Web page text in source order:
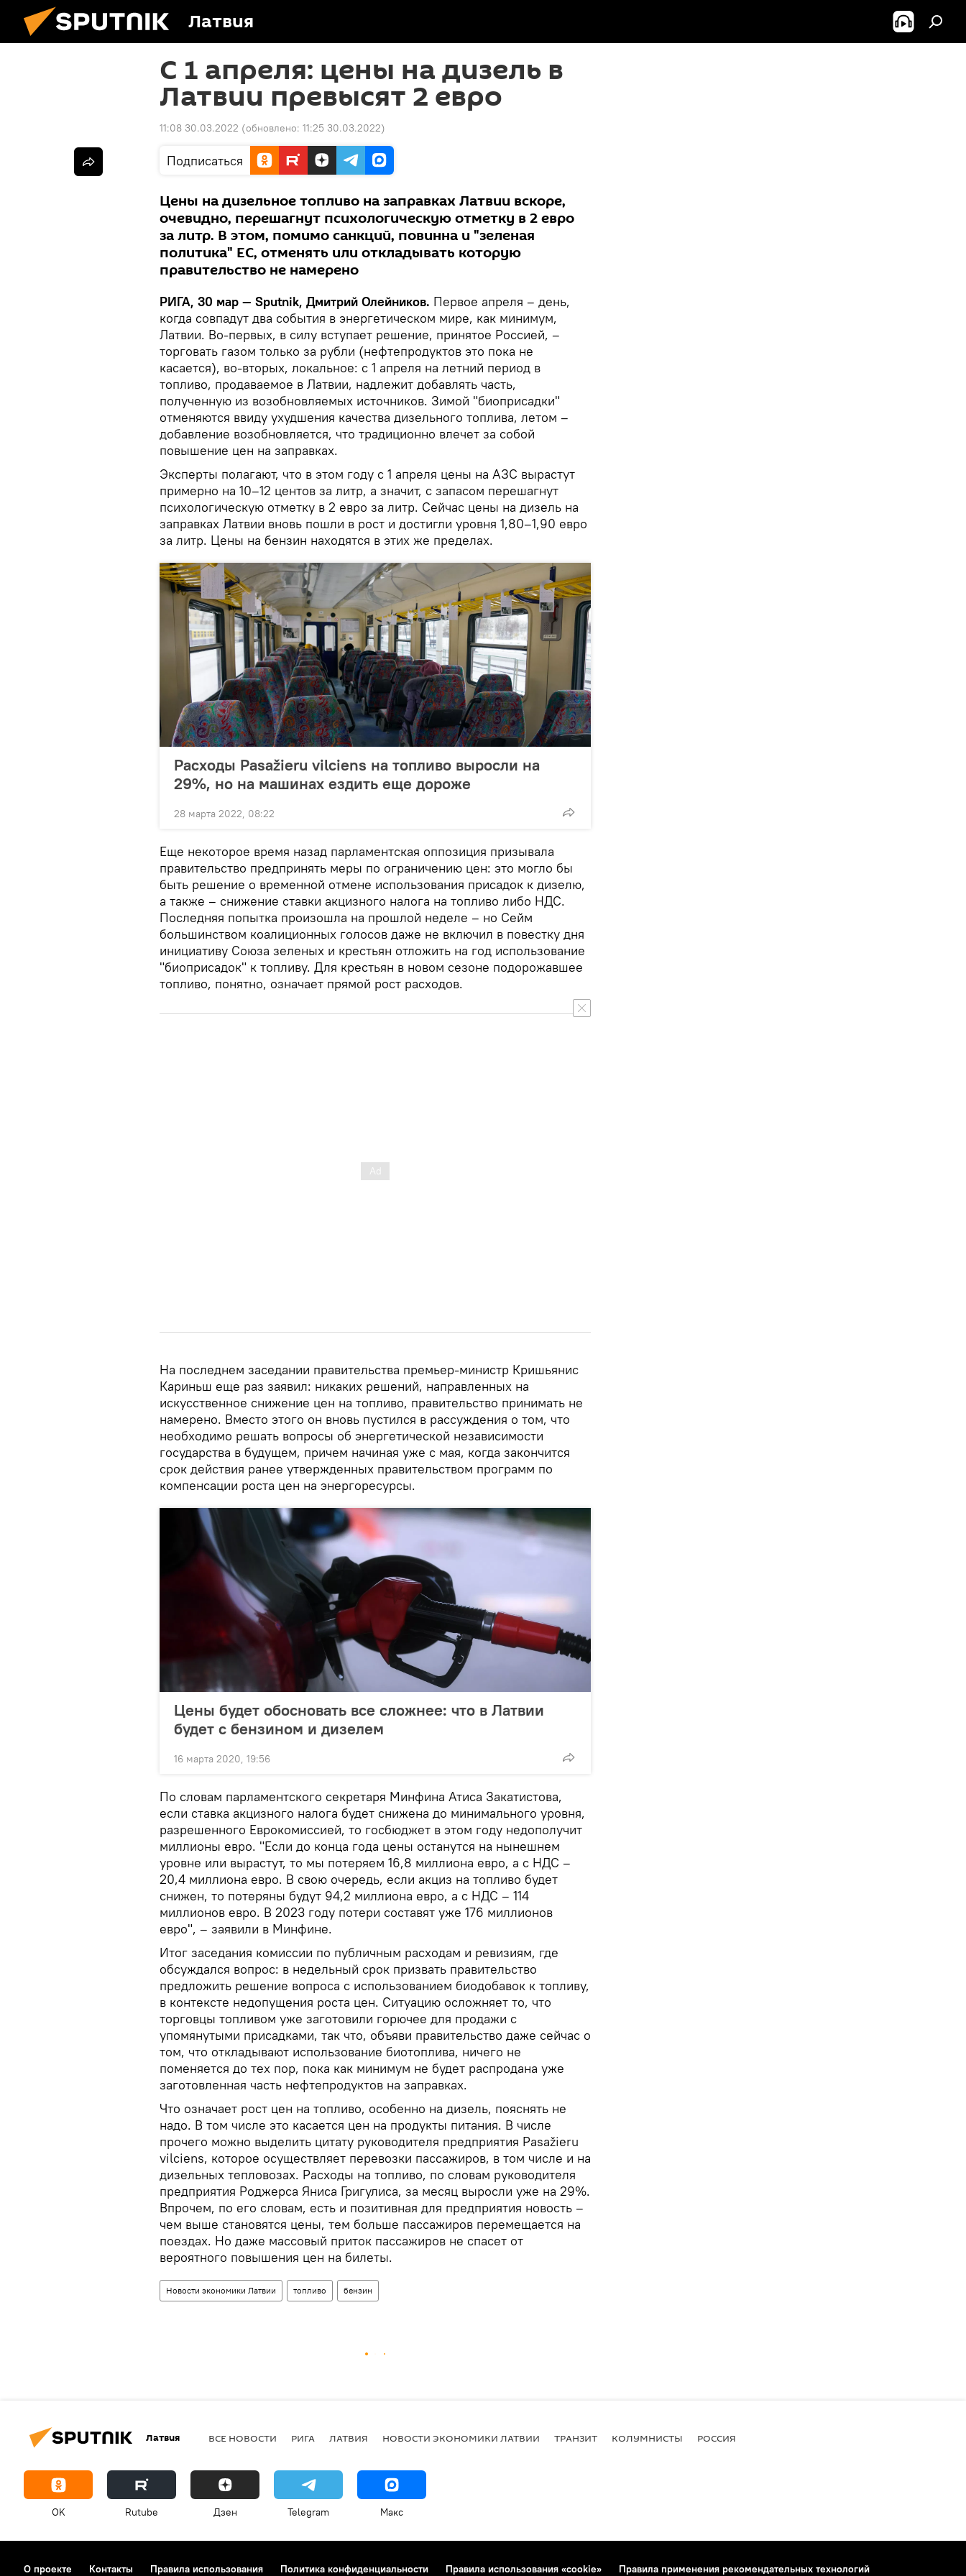
Латвия
С 1 апреля: цены на дизель в
Латвии превысят 2 евро
11:08 30.03.2022 (обновлено: 11:25 30.03.2022)
Подписаться
Цены на дизельное топливо на заправках Латвии вскоре,
очевидно, перешагнут психологическую отметку в 2 евро
за литр. В этом, помимо санкций, повинна и "зеленая
политика" ЕС, отменять или откладывать которую
правительство не намерено
РИГА, 30 мар — Sputnik, Дмитрий Олейников. Первое апреля – день,
когда совпадут два события в энергетическом мире, как минимум,
Латвии. Во-первых, в силу вступает решение, принятое Россией, –
торговать газом только за рубли (нефтепродуктов это пока не
касается), во-вторых, локальное: с 1 апреля на летний период в
топливо, продаваемое в Латвии, надлежит добавлять часть,
полученную из возобновляемых источников. Зимой "биоприсадки"
отменяются ввиду ухудшения качества дизельного топлива, летом –
добавление возобновляется, что традиционно влечет за собой
повышение цен на заправках.
Эксперты полагают, что в этом году с 1 апреля цены на АЗС вырастут
примерно на 10–12 центов за литр, а значит, с запасом перешагнут
психологическую отметку в 2 евро за литр. Сейчас цены на дизель на
заправках Латвии вновь пошли в рост и достигли уровня 1,80–1,90 евро
за литр. Цены на бензин находятся в этих же пределах.
Расходы Pasažieru vilciens на топливо выросли на
29%, но на машинах ездить еще дороже
28 марта 2022, 08:22
Еще некоторое время назад парламентская оппозиция призывала
правительство предпринять меры по ограничению цен: это могло бы
быть решение о временной отмене использования присадок к дизелю,
а также – снижение ставки акцизного налога на топливо либо НДС.
Последняя попытка произошла на прошлой неделе – но Сейм
большинством коалиционных голосов даже не включил в повестку дня
инициативу Союза зеленых и крестьян отложить на год использование
"биоприсадок" к топливу. Для крестьян в новом сезоне подорожавшее
топливо, понятно, означает прямой рост расходов.
На последнем заседании правительства премьер-министр Кришьянис
Кариньш еще раз заявил: никаких решений, направленных на
искусственное снижение цен на топливо, правительство принимать не
намерено. Вместо этого он вновь пустился в рассуждения о том, что
необходимо решать вопросы об энергетической независимости
государства в будущем, причем начиная уже с мая, когда закончится
срок действия ранее утвержденных правительством программ по
компенсации роста цен на энергоресурсы.
Цены будет обосновать все сложнее: что в Латвии
будет с бензином и дизелем
16 марта 2020, 19:56
По словам парламентского секретаря Минфина Атиса Закатистова,
если ставка акцизного налога будет снижена до минимального уровня,
разрешенного Еврокомиссией, то госбюджет в этом году недополучит
миллионы евро. "Если до конца года цены останутся на нынешнем
уровне или вырастут, то мы потеряем 16,8 миллиона евро, а с НДС –
20,4 миллиона евро. В свою очередь, если акциз на топливо будет
снижен, то потеряны будут 94,2 миллиона евро, а с НДС – 114
миллионов евро. В 2023 году потери составят уже 176 миллионов
евро", – заявили в Минфине.
Итог заседания комиссии по публичным расходам и ревизиям, где
обсуждался вопрос: в недельный срок призвать правительство
предложить решение вопроса с использованием биодобавок к топливу,
в контексте недопущения роста цен. Ситуацию осложняет то, что
торговцы топливом уже заготовили горючее для продажи с
упомянутыми присадками, так что, объяви правительство даже сейчас о
том, что откладывают использование биотоплива, ничего не
поменяется до тех пор, пока как минимум не будет распродана уже
заготовленная часть нефтепродуктов на заправках.
Что означает рост цен на топливо, особенно на дизель, пояснять не
надо. В том числе это касается цен на продукты питания. В числе
прочего можно выделить цитату руководителя предприятия Pasažieru
vilciens, которое осуществляет перевозки пассажиров, в том числе и на
дизельных тепловозах. Расходы на топливо, по словам руководителя
предприятия Роджерса Яниса Григулиса, за месяц выросли уже на 29%.
Впрочем, по его словам, есть и позитивная для предприятия новость –
чем выше становятся цены, тем больше пассажиров перемещается на
поездах. Но даже массовый приток пассажиров не спасет от
вероятного повышения цен на билеты.
Новости экономики Латвии топливо бензин
Латвия ВСЕ НОВОСТИ РИГА ЛАТВИЯ НОВОСТИ ЭКОНОМИКИ ЛАТВИИ ТРАНЗИТ КОЛУМНИСТЫ РОССИЯ
OK Rutube Дзен Telegram Макс
О проекте Контакты Правила использования Политика конфиденциальности Правила использования «cookie» Правила применения рекомендательных технологий